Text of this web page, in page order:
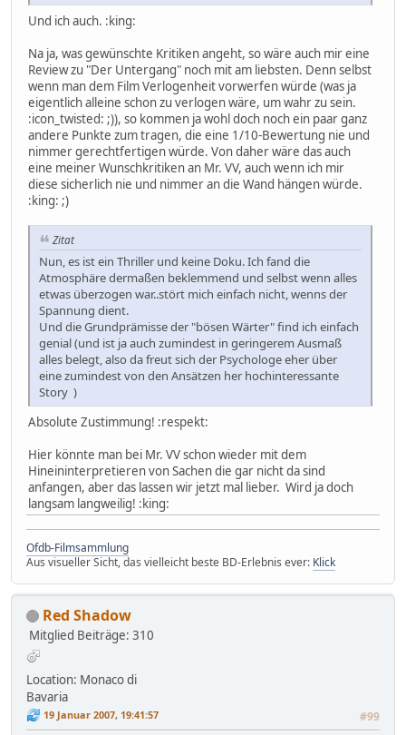
Und ich auch. :king:
Na ja, was gewünschte Kritiken angeht, so wäre auch mir eine
Review zu "Der Untergang" noch mit am liebsten. Denn selbst
wenn man dem Film Verlogenheit vorwerfen würde (was ja
eigentlich alleine schon zu verlogen wäre, um wahr zu sein.
:icon_twisted: ;)), so kommen ja wohl doch noch ein paar ganz
andere Punkte zum tragen, die eine 1/10-Bewertung nie und
nimmer gerechtfertigen würde. Von daher wäre das auch
eine meiner Wunschkritiken an Mr. VV, auch wenn ich mir
diese sicherlich nie und nimmer an die Wand hängen würde.
:king: ;)
Zitat
Nun, es ist ein Thriller und keine Doku. Ich fand die
Atmosphäre dermaßen beklemmend und selbst wenn alles
etwas überzogen war..stört mich einfach nicht, wenns der
Spannung dient.
Und die Grundprämisse der "bösen Wärter" find ich einfach
genial (und ist ja auch zumindest in geringerem Ausmaß
alles belegt, also da freut sich der Psychologe eher über
eine zumindest von den Ansätzen her hochinteressante
Story )
Absolute Zustimmung! :respekt:
Hier könnte man bei Mr. VV schon wieder mit dem
Hineininterpretieren von Sachen die gar nicht da sind
anfangen, aber das lassen wir jetzt mal lieber. Wird ja doch
langsam langweilig! :king:
Ofdb-Filmsammlung
Aus visueller Sicht, das vielleicht beste BD-Erlebnis ever: Klick
Red Shadow
Mitglied Beiträge: 310
Location: Monaco di
Bavaria
19 Januar 2007, 19:41:57 #99